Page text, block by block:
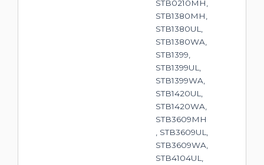
STB0210MH,
STB1380MH,
STB1380UL,
STB1380WA,
STB1399,
STB1399UL,
STB1399WA,
STB1420UL,
STB1420WA,
STB3609MH
, STB3609UL,
STB3609WA,
STB4104UL,